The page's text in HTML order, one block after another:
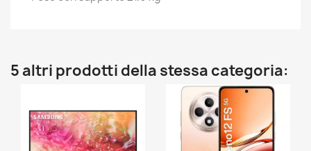
5 altri prodotti della stessa categoria: